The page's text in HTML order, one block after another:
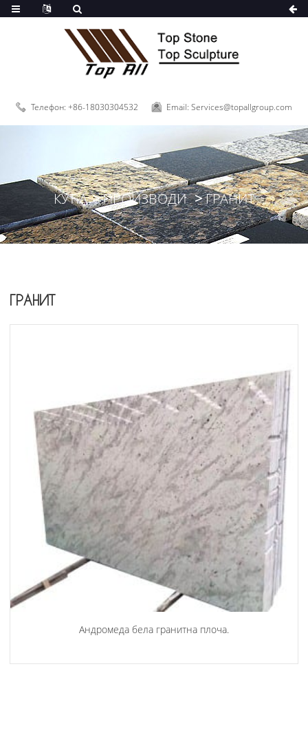
Телефон: +86-18030304532 Email: Services@topallgroup.com
КУЋА ПРОИЗВОДИ ГРАНИТ
ГРАНИТ
Андромеда бела гранитна плоча.